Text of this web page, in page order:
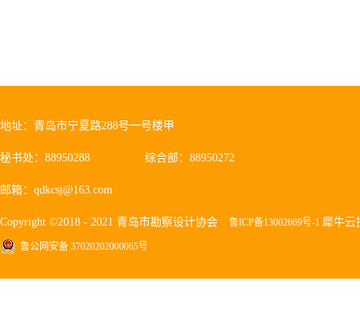
地址：青岛市宁夏路288号一号楼甲
秘书处：88950288 综合部：88950272
邮箱：qdkcsj@163.com
Copyright ©2018 - 2021 青岛市勘察设计协会 鲁ICP备13002669号-1 犀牛云
鲁公网安备 37020202000065号